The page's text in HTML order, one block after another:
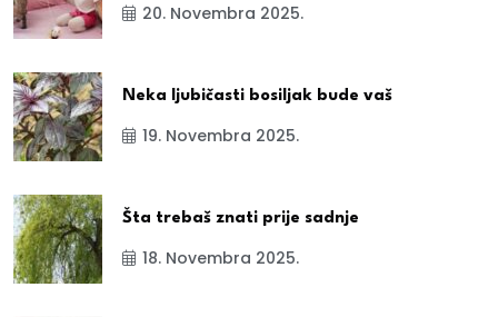
20. Novembra 2025.
Neka ljubičasti bosiljak bude vaš
19. Novembra 2025.
Šta trebaš znati prije sadnje
18. Novembra 2025.